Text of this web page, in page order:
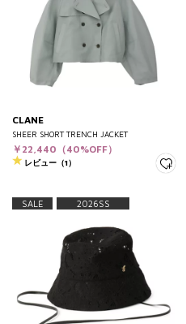
CLANE
SHEER SHORT TRENCH JACKET
￥22,440（40%OFF）
レビュー（1）
SALE 2026SS